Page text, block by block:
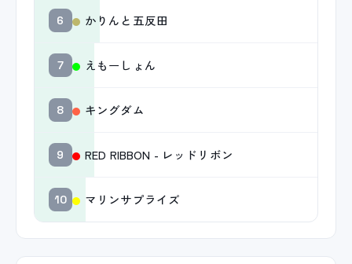
6 かりんと五反田
7 えもーしょん
8 キングダム
9 RED RIBBON - レッドリボン
10 マリンサプライズ